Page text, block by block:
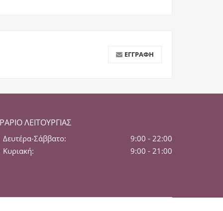
ΕΓΓΡΑΦΉ
ΛΕΙΤΟΥΡΓΊΑΣ
Δευτέρα-Σάββατο:
9:00 - 22:00
Κυριακή:
9:00 - 21:00